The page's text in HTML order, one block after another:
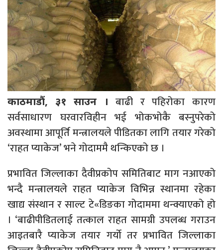
काठमाडौं, ३१ साउन । बाढी र पहिरोका कारण
सर्वसाधारण घरवारविहीन भई भोकभोकै बस्नुपरेको
अवस्थामा आपूर्ति मन्त्रालयले पीडितका लागि तयार गरेको
‘राहत प्याकेज’ भने गोदाममै थन्किएको छ ।
प्रभावित जिल्लाका दैवीप्रकोप समितिबाट माग नआएको
भन्दै मन्त्रालयले राहत प्याकेज विभिन्न स्थानमा रहेका
खाद्य संस्थान र साल्ट टे«डिङका गोदाममा थन्क्याएको हो
। ‘बाढीपीडितलाई तत्काल राहत सामग्री उपलब्ध गराउन
आइतबारै प्याकेज तयार गर्यो तर प्रभावित जिल्लाका